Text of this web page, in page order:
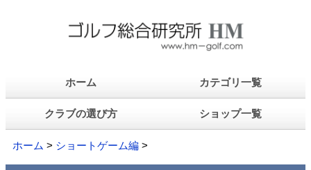
ホーム カテゴリ一覧
クラブの選び方 ショップ一覧
ホーム > ショートゲーム編 >